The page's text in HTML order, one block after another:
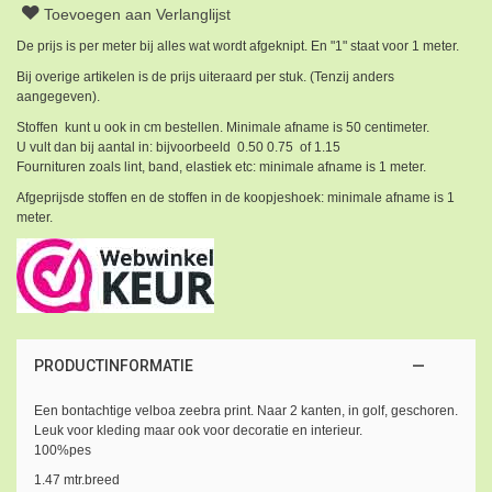
Toevoegen aan Verlanglijst
De prijs is per meter bij alles wat wordt afgeknipt. En "1" staat voor 1 meter.
Bij overige artikelen is de prijs uiteraard per stuk. (Tenzij anders
aangegeven).
Stoffen kunt u ook in cm bestellen. Minimale afname is 50 centimeter.
U vult dan bij aantal in: bijvoorbeeld 0.50 0.75 of 1.15
Fournituren zoals lint, band, elastiek etc: minimale afname is 1 meter.
Afgeprijsde stoffen en de stoffen in de koopjeshoek: minimale afname is 1
meter.
PRODUCTINFORMATIE
Een bontachtige velboa zeebra print. Naar 2 kanten, in golf, geschoren.
Leuk voor kleding maar ook voor decoratie en interieur.
100%pes
1.47 mtr.breed